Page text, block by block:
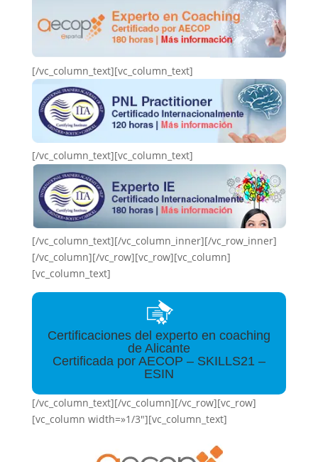
[/vc_column_text][vc_column_text]
[/vc_column_text][vc_column_text]
[/vc_column_text][/vc_column_inner][/vc_row_inner]
[/vc_column][/vc_row][vc_row][vc_column]
[vc_column_text]
Certificaciones del experto en coaching
de Alicante
Certificada por AECOP – SKILLS21 –
ESIN
[/vc_column_text][/vc_column][/vc_row][vc_row]
[vc_column width=»1/3″][vc_column_text]